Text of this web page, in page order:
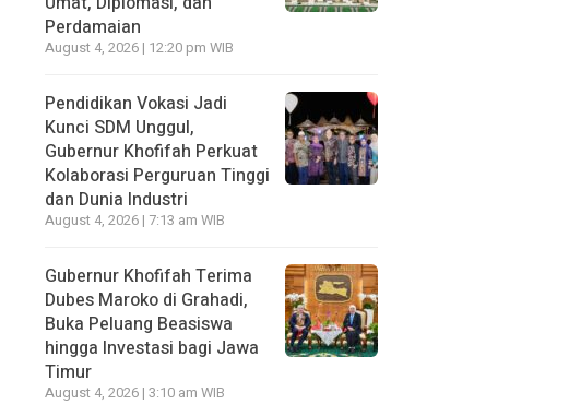
Perdamaian
August 4, 2026 | 12:20 pm WIB
Pendidikan Vokasi Jadi
Kunci SDM Unggul,
Gubernur Khofifah Perkuat
Kolaborasi Perguruan Tinggi
dan Dunia Industri
August 4, 2026 | 7:13 am WIB
Gubernur Khofifah Terima
Dubes Maroko di Grahadi,
Buka Peluang Beasiswa
hingga Investasi bagi Jawa
Timur
August 4, 2026 | 3:10 am WIB